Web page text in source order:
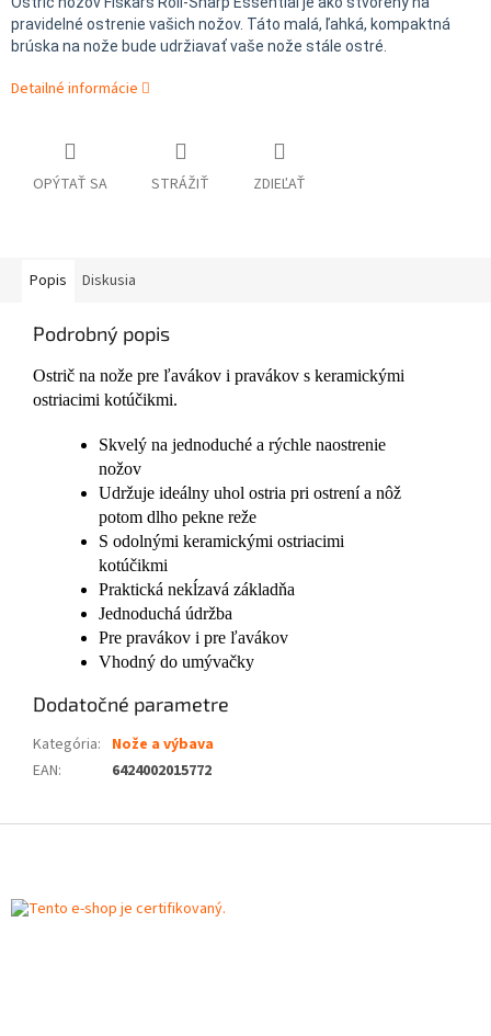
pravidelné ostrenie vašich nožov. Táto malá, ľahká, kompaktná
brúska na nože bude udržiavať vaše nože stále ostré.
Detailné informácie
OPÝTAŤ SA STRÁŽIŤ ZDIEĽAŤ
Popis Diskusia
Podrobný popis
Ostrič na nože pre ľavákov i pravákov s keramickými
ostriacimi kotúčikmi.
Skvelý na jednoduché a rýchle naostrenie
nožov
Udržuje ideálny uhol ostria pri ostrení a nôž
potom dlho pekne reže
S odolnými keramickými ostriacimi
kotúčikmi
Praktická nekĺzavá základňa
Jednoduchá údržba
Pre pravákov i pre ľavákov
Vhodný do umývačky
Dodatočné parametre
Kategória: Nože a výbava
EAN: 6424002015772